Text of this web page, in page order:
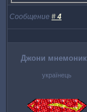
Сообщение # 4
Джони мнемоник
українець